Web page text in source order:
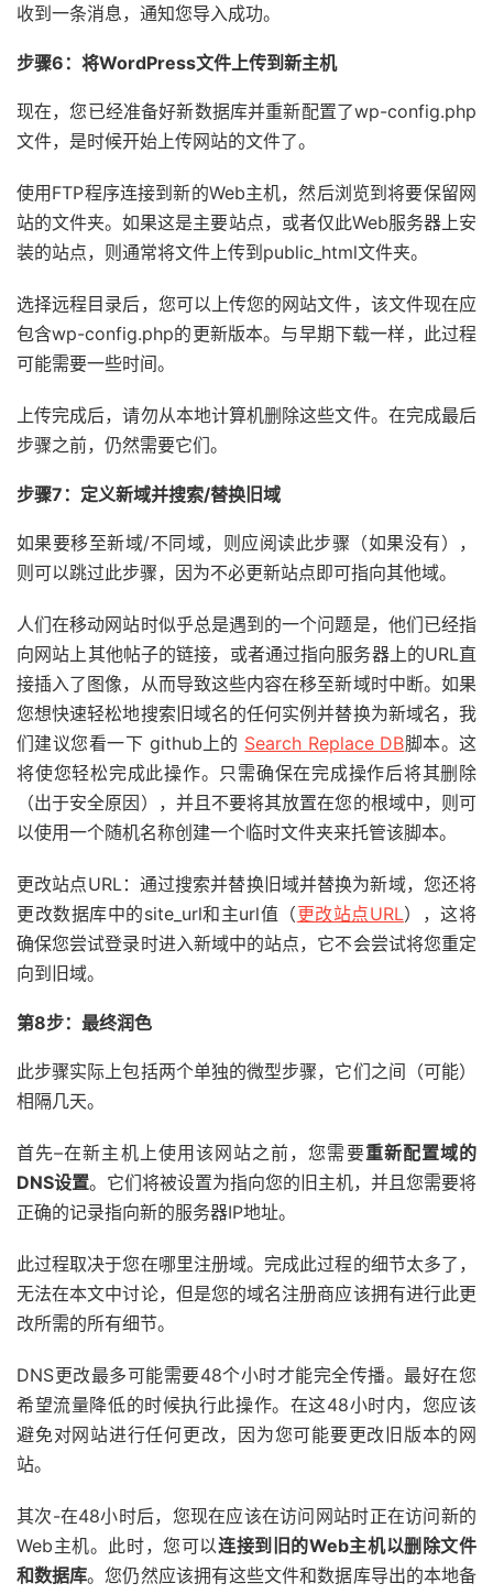
收到一条消息，通知您导入成功。
步骤6：将WordPress文件上传到新主机
现在，您已经准备好新数据库并重新配置了wp-config.php
文件，是时候开始上传网站的文件了。
使用FTP程序连接到新的Web主机，然后浏览到将要保留网
站的文件夹。如果这是主要站点，或者仅此Web服务器上安
装的站点，则通常将文件上传到public_html文件夹。
选择远程目录后，您可以上传您的网站文件，该文件现在应
包含wp-config.php的更新版本。与早期下载一样，此过程
可能需要一些时间。
上传完成后，请勿从本地计算机删除这些文件。在完成最后
步骤之前，仍然需要它们。
步骤7：定义新域并搜索/替换旧域
如果要移至新域/不同域，则应阅读此步骤（如果没有），
则可以跳过此步骤，因为不必更新站点即可指向其他域。
人们在移动网站时似乎总是遇到的一个问题是，他们已经指
向网站上其他帖子的链接，或者通过指向服务器上的URL直
接插入了图像，从而导致这些内容在移至新域时中断。如果
您想快速轻松地搜索旧域名的任何实例并替换为新域名，我
们建议您看一下 github上的 Search Replace DB脚本。这
将使您轻松完成此操作。只需确保在完成操作后将其删除
（出于安全原因），并且不要将其放置在您的根域中，则可
以使用一个随机名称创建一个临时文件夹来托管该脚本。
更改站点URL：通过搜索并替换旧域并替换为新域，您还将
更改数据库中的site_url和主url值（更改站点URL），这将
确保您尝试登录时进入新域中的站点，它不会尝试将您重定
向到旧域。
第8步：最终润色
此步骤实际上包括两个单独的微型步骤，它们之间（可能）
相隔几天。
首先–在新主机上使用该网站之前，您需要重新配置域的
DNS设置。它们将被设置为指向您的旧主机，并且您需要将
正确的记录指向新的服务器IP地址。
此过程取决于您在哪里注册域。完成此过程的细节太多了，
无法在本文中讨论，但是您的域名注册商应该拥有进行此更
改所需的所有细节。
DNS更改最多可能需要48个小时才能完全传播。最好在您
希望流量降低的时候执行此操作。在这48小时内，您应该
避免对网站进行任何更改，因为您可能要更改旧版本的网
站。
其次-在48小时后，您现在应该在访问网站时正在访问新的
Web主机。此时，您可以连接到旧的Web主机以删除文件
和数据库。您仍然应该拥有这些文件和数据库导出的本地备